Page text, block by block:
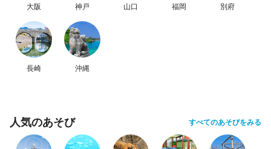
大阪 神戸 山口 福岡 別府
長崎 沖縄
人気のあそび すべてのあそびをみる